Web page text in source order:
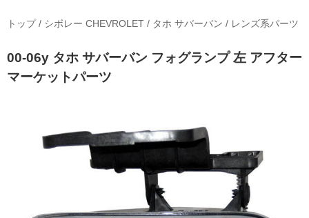
トップ/ シボレー CHEVROLET / タホ サバーバン / レンズ系パーツ
00-06y タホ サバーバン フォグランプ 左 アフター
マーケットパーツ